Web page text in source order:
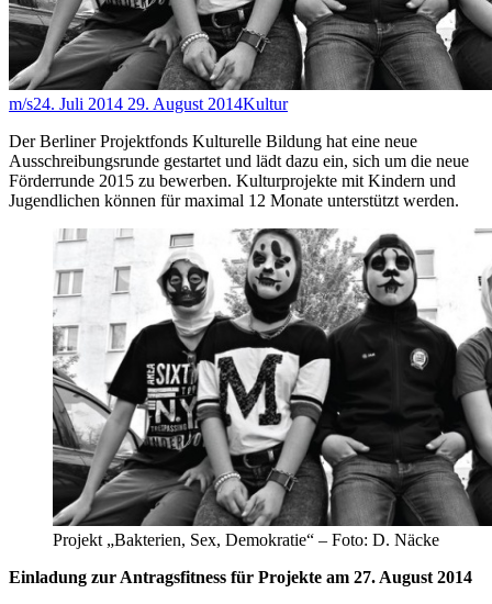
m/s24. Juli 2014 29. August 2014Kultur
Der Berliner Projektfonds Kulturelle Bildung hat eine neue
Ausschreibungsrunde gestartet und lädt dazu ein, sich um die neue
Förderrunde 2015 zu bewerben. Kulturprojekte mit Kindern und
Jugendlichen können für maximal 12 Monate unterstützt werden.
Projekt „Bakterien, Sex, Demokratie“ – Foto: D. Näcke
Einladung zur Antragsfitness für Projekte am 27. August 2014